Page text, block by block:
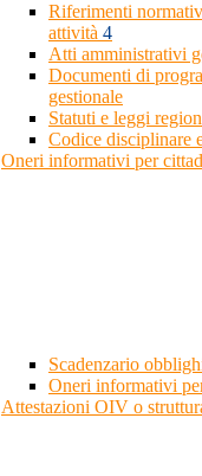
Riferimenti
attività 4
Atti amministrativi
Documenti di
gestionale
Statuti e leggi
Codice disciplinare
Oneri informativi per
Scadenzario
Oneri informativi
Attestazioni OIV o